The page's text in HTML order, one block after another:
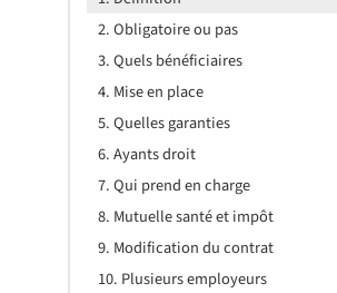
Obligatoire ou pas
Quels bénéficiaires
Mise en place
Quelles garanties
Ayants droit
Qui prend en charge
Mutuelle santé et impôt
Modification du contrat
Plusieurs employeurs